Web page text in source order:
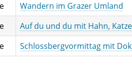
Wandern im Grazer Umland
Auf du und du mit Hahn,
Schlossbergvormittag mit